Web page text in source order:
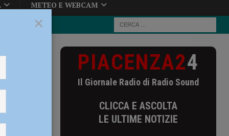
METEO E WEBCAM
Set: le
18
PIACENZA24
Il Giornale Radio di Radio Sound
CLICCA E ASCOLTA
LE ULTIME NOTIZIE
×